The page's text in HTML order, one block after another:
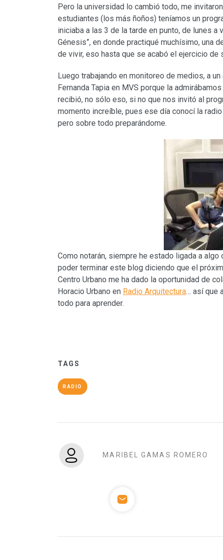
Pero la universidad lo cambió todo, me
estudiantes (los más ñoños) teníamos un
iniciaba a las 3 de la tarde en punto, de lunes a
Génesis”, en donde practiqué muchísimo, una
de vivir, eso hasta que se acabó el ejercicio de
Luego trabajando en monitoreo de medios, a
Fernanda Tapia en MVS porque la
recibió, no sólo eso, si no que nos invitó al
momento increíble, pues ese día conocí la
pero sobre todo preparándome.
Como notarán, siempre he estado ligada a
poder terminar este blog diciendo que el
Centro Urbano me ha dado la oportunidad de
Horacio Urbano en Radio Arquitectura… así que
todo para aprender.
TAGS
RADIO
MARIBEL GAMAS ROMERO